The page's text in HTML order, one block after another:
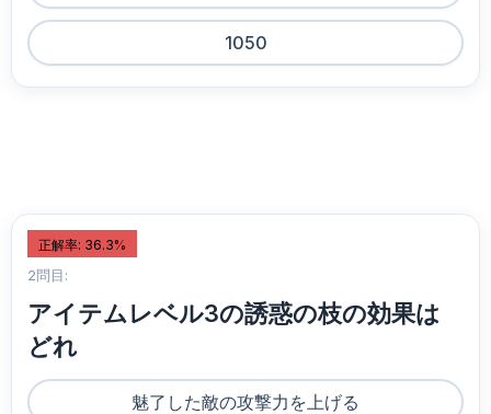
1050
正解率: 36.3%
2問目:
アイテムレベル3の誘惑の枝の効果は
どれ
魅了した敵の攻撃力を上げる